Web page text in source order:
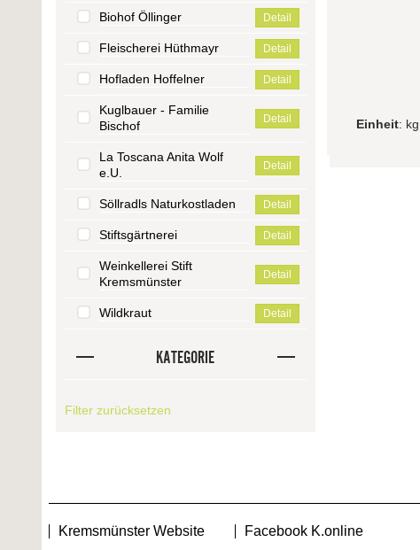
Biohof Öllinger Detail
Fleischerei Hüthmayr Detail
Hofladen Hoffelner Detail
Kuglbauer - Familie
Bischof
Detail
La Toscana Anita Wolf
e.U.
Detail
Söllradls Naturkostladen Detail
Stiftsgärtnerei Detail
Weinkellerei Stift
Kremsmünster
Detail
Wildkraut Detail
KATEGORIE
Filter zurücksetzen
Einheit: kg
Kremsmünster Website Facebook K.online